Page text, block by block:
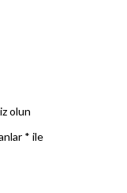
olun
* ile